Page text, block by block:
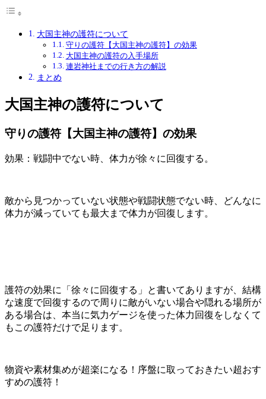
大国主神の護符について
守りの護符【大国主神の護符】の効果
大国主神の護符の入手場所
連岩神社までの行き方の解説
まとめ
大国主神の護符について
守りの護符【大国主神の護符】の効果
効果：戦闘中でない時、体力が徐々に回復する。
敵から見つかっていない状態や戦闘状態でない時、どんなに
体力が減っていても最大まで体力が回復します。
護符の効果に「徐々に回復する」と書いてありますが、結構
な速度で回復するので周りに敵がいない場合や隠れる場所が
ある場合は、本当に気力ゲージを使った体力回復をしなくて
もこの護符だけで足ります。
物資や素材集めが超楽になる！序盤に取っておきたい超おす
すめの護符 ！